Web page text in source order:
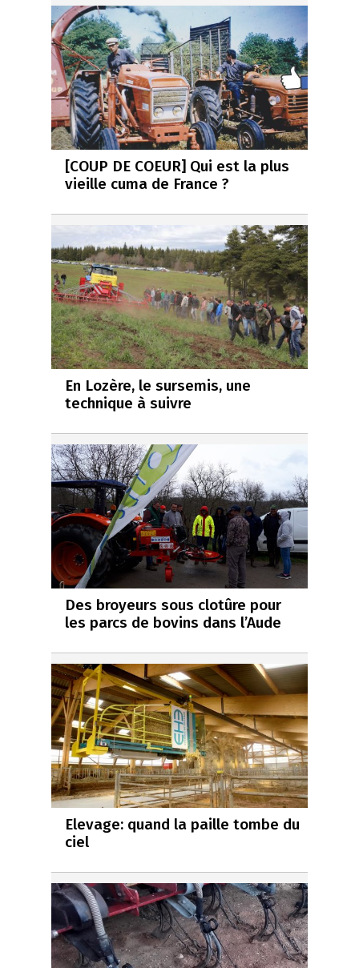
[COUP DE COEUR] Qui est la plus
vieille cuma de France ?
En Lozère, le sursemis, une
technique à suivre
Des broyeurs sous clotûre pour
les parcs de bovins dans l’Aude
Elevage: quand la paille tombe du
ciel